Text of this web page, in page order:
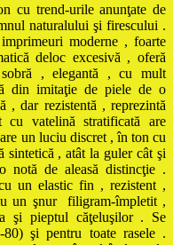
cu trend-urile anunţate de
naturalului şi firescului .
moderne , foarte
deloc excesivă , oferă
, elegantă , cu mult
din imitaţie de piele de o
, dar rezistentă , reprezintă
cu vatelină stratificată are
un luciu discret , în ton cu
, atât la guler cât şi
notă de aleasă distincţie .
un elastic fin , rezistent ,
un şnur filigram-împletit ,
şi pieptul căţeluşilor . Se
80) şi pentru toate rasele .